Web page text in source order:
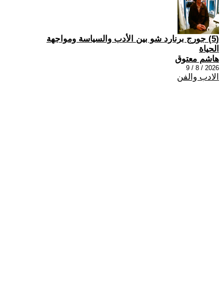
(5) جورج برنارد شو بين الأدب والسياسة ومواجهة
الحياة
هاشم معتوق
2026 / 8 / 9
الادب والفن